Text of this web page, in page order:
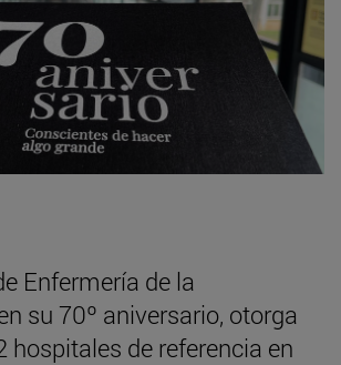
Enfermería de la
su 70º aniversario, otorga
hospitales de referencia en